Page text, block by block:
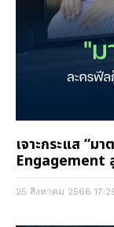
เจาะกระแส “ม
Engagement
25 สิงหาคม 2566